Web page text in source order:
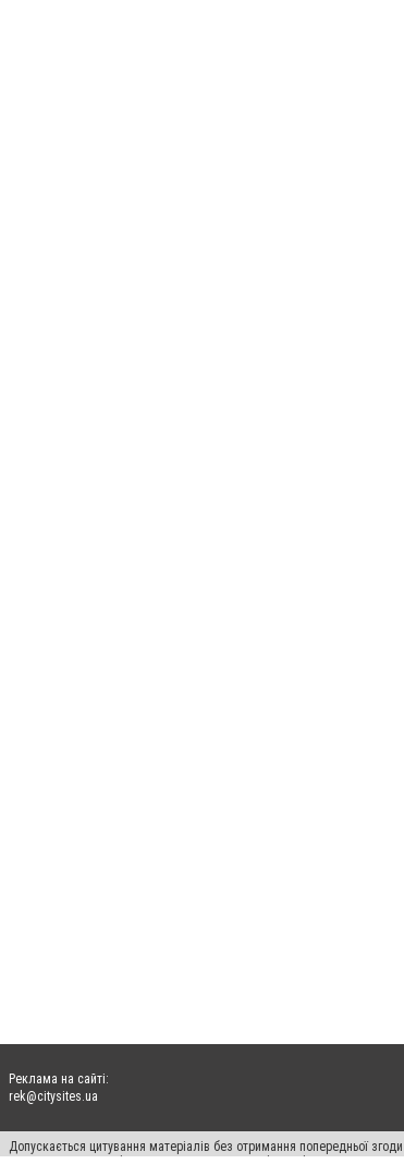
Реклама на сайті:
rek@citysites.ua
Допускається цитування матеріалів без отримання попередньої
пошукових систем гіперпосилання на цитовані статті не нижче